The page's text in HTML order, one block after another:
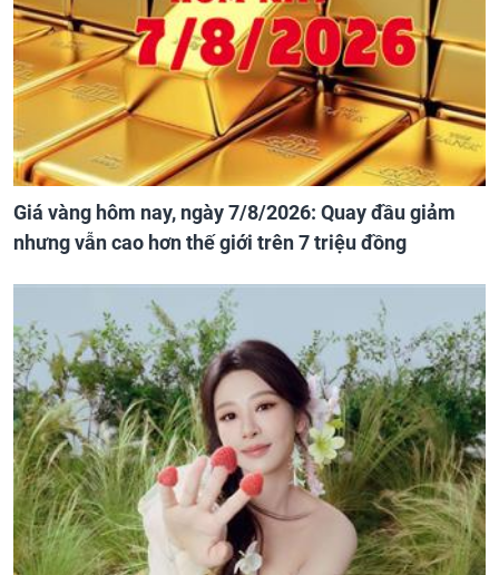
Giá vàng hôm nay, ngày 7/8/2026: Quay đầu giảm
nhưng vẫn cao hơn thế giới trên 7 triệu đồng